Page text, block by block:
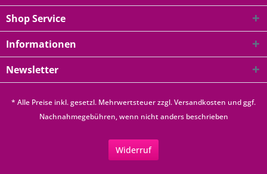
Shop Service
Informationen
Newsletter
* Alle Preise inkl. gesetzl. Mehrwertsteuer zzgl.Versandkosten und ggf.
Nachnahmegebühren, wenn nicht anders beschrieben
Widerruf